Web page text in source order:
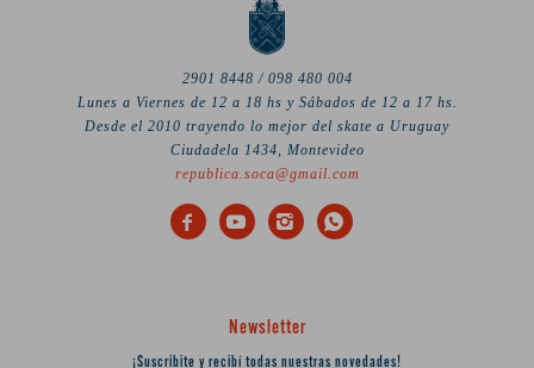
2901 8448 / 098 480 004
Lunes a Viernes de 12 a 18 hs y Sábados de 12 a 17 hs.
Desde el 2010 trayendo lo mejor del skate a Uruguay
Ciudadela 1434, Montevideo
republica.soca@gmail.com
   
Newsletter
¡Suscribite y recibí todas nuestras novedades!